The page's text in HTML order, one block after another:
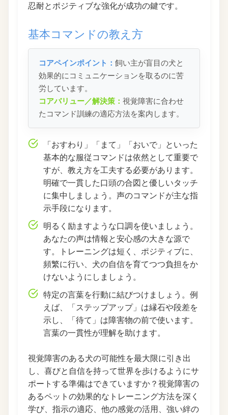
忍耐とポジティブな強化が成功の鍵です。
基本コマンドの教え方
コアペインポイント： 飼い主が盲目の犬と
効果的にコミュニケーションを取るのに苦
労しています。
コアバリュー／解決策： 視覚障害に合わせ
たコマンド訓練の適応方法を案内します。
「おすわり」「まて」「おいで」といった
基本的な服従コマンドは依然として重要で
すが、教え方を工夫する必要があります。
明確で一貫した口頭の合図と優しいタッチ
に集中しましょう。声のコマンドが主な指
示手段になります。
明るく励ますような口調を使いましょう。
あなたの声は情報と安心感の大きな源で
す。トレーニングは短く、ポジティブに、
頻繁に行い、犬の自信を育てつつ負担をか
けないようにしましょう。
特定の言葉を行動に結びつけましょう。例
えば、「ステップアップ」は縁石や段差を
示し、「待て」は障害物の前で使います。
言葉の一貫性が理解を助けます。
視覚障害のある犬の可能性を最大限に引き出
し、喜びと自信を持って世界を歩けるようにサ
ポートする準備はできていますか？視覚障害の
あるペットの効果的なトレーニング方法を深く
学び、指示の適応、他の感覚の活用、強い絆の